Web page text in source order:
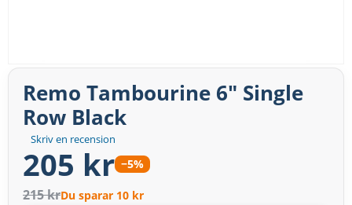
Skriv en recension
Remo Tambourine 6″ Single
Row Black
205 kr −5%
215 krDu sparar 10 kr